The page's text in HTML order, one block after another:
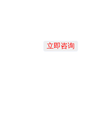
立即咨询